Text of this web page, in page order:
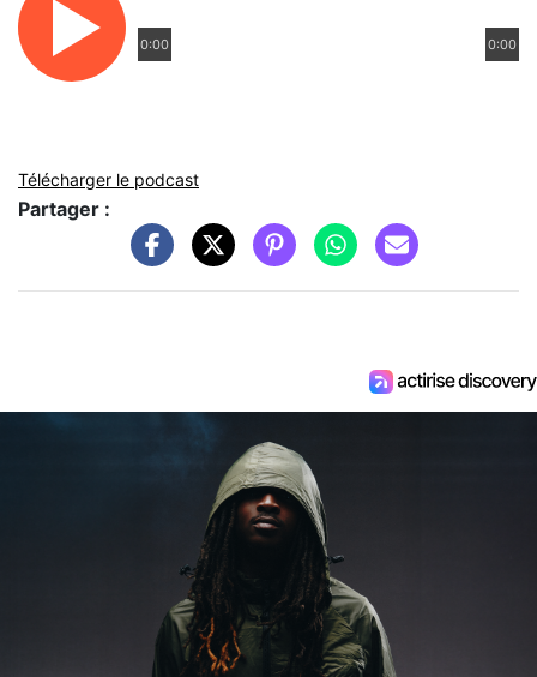
0:00 0:00
Télécharger le podcast
Partager :